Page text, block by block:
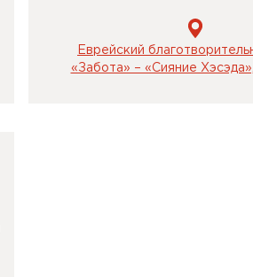
Еврейский
«Забота» – «Сияние